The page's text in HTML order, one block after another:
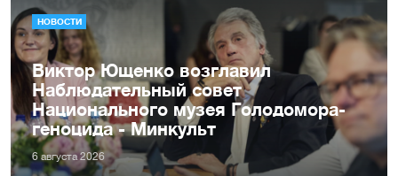
НОВОСТИ
Виктор Ющенко возглавил
Наблюдательный совет
Национального музея Голодомора-
геноцида - Минкульт
6 августа 2026